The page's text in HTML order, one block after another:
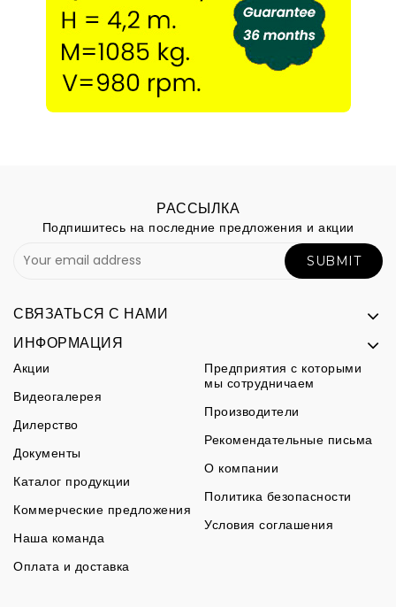
РАССЫЛКА
Подпишитесь на последние предложения и акции
SUBMIT
СВЯЗАТЬСЯ С НАМИ
ИНФОРМАЦИЯ
Акции
Видеогалерея
Дилерство
Документы
Каталог продукции
Коммерческие предложения
Наша команда
Оплата и доставка
Предприятия с которыми
мы сотрудничаем
Производители
Рекомендательные письма
О компании
Политика безопасности
Условия соглашения